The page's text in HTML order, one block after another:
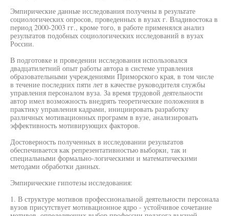
Эмпирические данные исследования получены в результате
социологических опросов, проведенных в вузах г. Владивостока в
период 2000-2003 гг., кроме того, в работе применялся анализ
результатов подобных социологических исследований в вузах
России.
В подготовке и проведении исследования использовался
двадцатилетний опыт работы автора в системе управления
образовательными учреждениями Приморского края, в том числе
в течение последних пяти лет в качестве руководителя службы
управления персоналом вуза. За время трудовой деятельности
автор имел возможность внедрять теоретические положения в
практику управления кадрами, инициировать разработку
различных мотивационных программ в вузе, анализировать
эффективность мотивирующих факторов.
Достоверность полученных в исследовании результатов
обеспечивается как репрезентативностью выборки, так и
специальными формально-логическими и математическими
методами обработки данных.
Эмпирические гипотезы исследования:
1. В структуре мотивов профессиональной деятельности персонала
вузов присутствует мотивационное ядро - устойчивое сочетание